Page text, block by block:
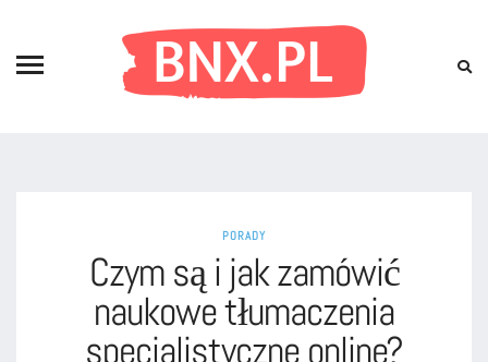
PORADY
Czym są i jak zamówić
naukowe tłumaczenia
specjalistyczne online?